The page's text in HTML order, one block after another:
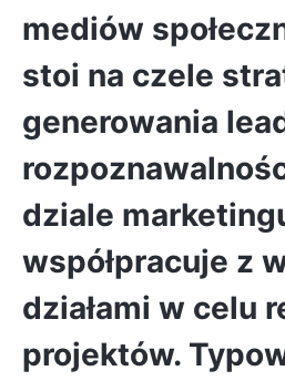
mediów
stoi na czele
generowania
dziale
współpracuje z
działami w celu
projektów.